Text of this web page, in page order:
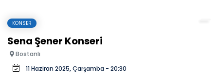
KONSER
Sena Şener Konseri
Bostanlı
11 Haziran 2025, Çarşamba - 20:30